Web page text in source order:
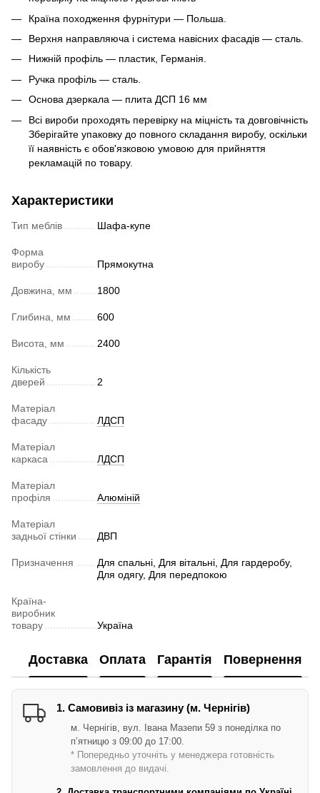
Країна походження фурнітури — Польша.
Верхня направляюча і система навісних фасадів — сталь.
Нижній профіль — пластик, Германія.
Ручка профіль — сталь.
Основа дзеркала — плита ДСП 16 мм
Всі вироби проходять перевірку на міцність та довговічність
Зберігайте упаковку до повного складання виробу, оскільки
її наявність є обов'язковою умовою для прийняття
рекламацій по товару.
Характеристики
Тип меблів Шафа-купе
Форма
виробу
Прямокутна
Довжина, мм 1800
Глибина, мм 600
Висота, мм 2400
Кількість
дверей
2
Матеріал
фасаду
ЛДСП
Матеріал
каркаса
ЛДСП
Матеріал
профіля
Алюміній
Матеріал
задньої стінки
ДВП
Призначення
Для спальні, Для вітальні, Для гардеробу,
Для одягу, Для передпокою
Країна-
виробник
товару
Україна
Доставка Оплата Гарантія Повернення
1. Самовивіз із магазину (м. Чернігів)
м. Чернігів, вул. Івана Мазепи 59 з понеділка по
п’ятницю з 09:00 до 17:00.
* Попередньо уточніть у менеджера готовність
замовлення до видачі.